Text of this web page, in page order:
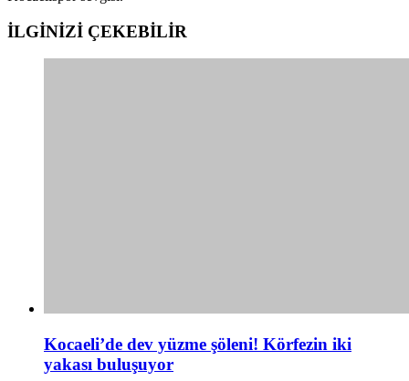
İLGİNİZİ ÇEKEBİLİR
Kocaeli’de dev yüzme şöleni! Körfezin iki
yakası buluşuyor